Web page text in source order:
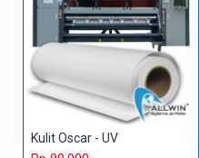
Kulit Oscar - UV